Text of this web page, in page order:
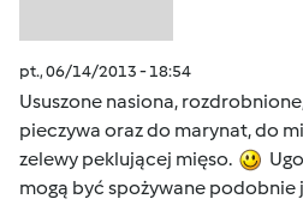
pt., 06/14/2013 - 18:54
Ususzone nasiona,
pieczywa oraz do marynat, do
zelewy peklującej mięso.
mogą być spożywane podobnie